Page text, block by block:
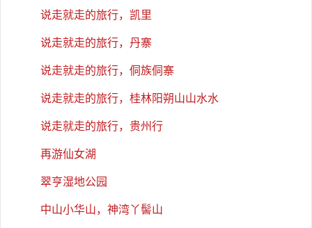
说走就走的旅行，凯里
说走就走的旅行，丹寨
说走就走的旅行，侗族侗寨
说走就走的旅行，桂林阳朔山山水水
说走就走的旅行，贵州行
再游仙女湖
翠亨湿地公园
中山小华山，神湾丫髻山